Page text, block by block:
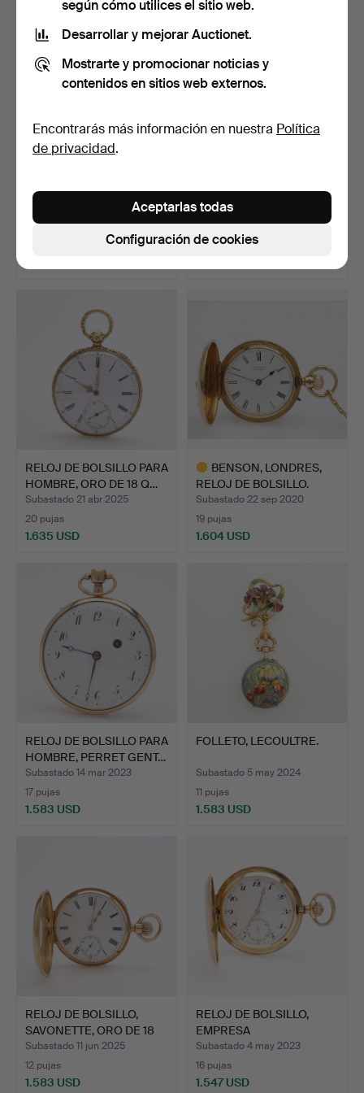
RELOJ DE BOLSILLO,
CAJA EXTERIOR DE ORO
DE…
Subastado 10 jun 2025
RELOJ DE BOLSILLO, ORO
DE 18 QUILATES, SAV…
Subastado 25 jul 2024
14 pujas
RELOJ DE BOLSILLO PARA
HOMBRE, ORO DE 18 Q…
Subastado 21 abr 2025
20 pujas
1.635 USD
BENSON, LONDRES,
RELOJ DE BOLSILLO.
Subastado 22 sep 2020
19 pujas
1.604 USD
seleccionado
RELOJ DE BOLSILLO PARA
HOMBRE, PERRET GENT…
Subastado 14 mar 2023
17 pujas
1.583 USD
FOLLETO, LECOULTRE.
Subastado 5 may 2024
11 pujas
1.583 USD
RELOJ DE BOLSILLO,
SAVONETTE, ORO DE 18
QU…
Subastado 11 jun 2025
12 pujas
1.583 USD
RELOJ DE BOLSILLO,
EMPRESA
INTERNACIONAL D…
Subastado 4 may 2023
16 pujas
1.547 USD
según cómo utilices el sitio web.
Desarrollar y mejorar Auctionet.
Mostrarte y promocionar noticias y
contenidos en sitios web externos.
Encontrarás más información en nuestra Política
de privacidad.
Configuración de cookies
Aceptarlas todas